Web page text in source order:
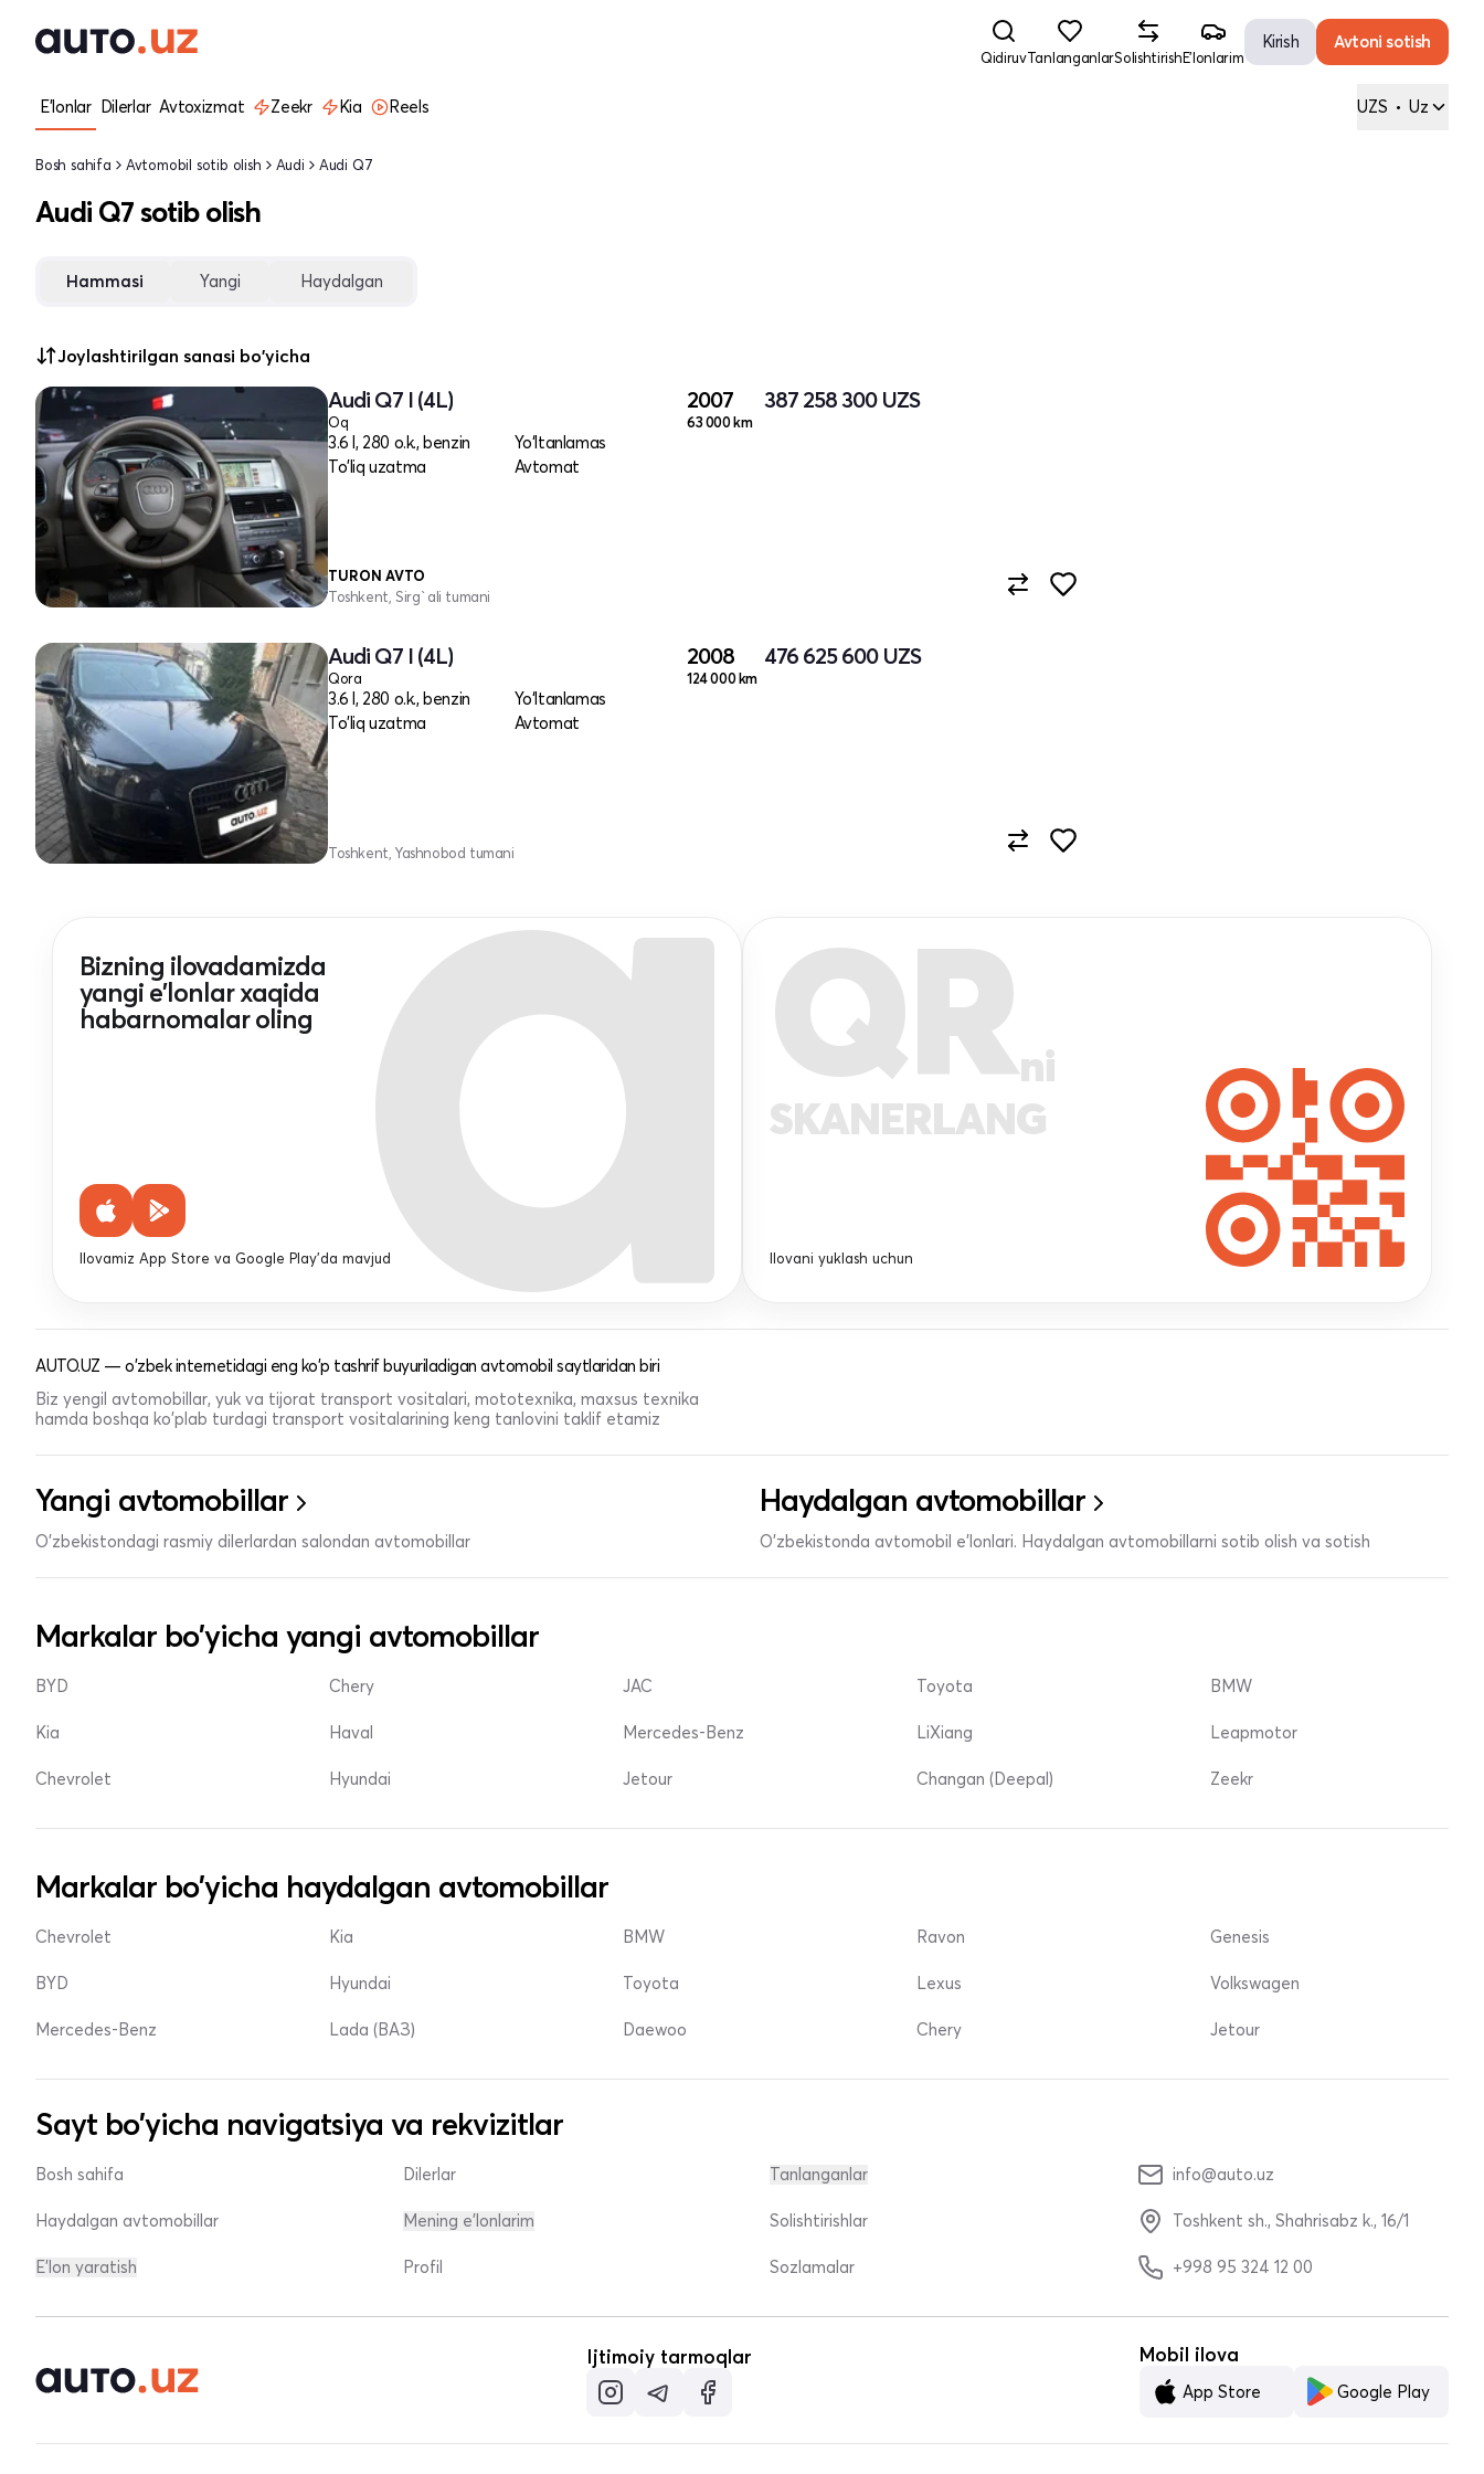
QidiruvTanlanganlarSolishtirishE'lonlarim
Kirish Avtoni sotish
E'lonlar Dilerlar Avtoxizmat Zeekr Kia Reels UZS • Uz
Bosh sahifa Avtomobil sotib olish Audi Audi Q7
Audi Q7 sotib olish
Hammasi Yangi Haydalgan
Joylashtirilgan sanasi bo'yicha
Audi Q7 I (4L)
Oq
3.6 l, 280 o.k., benzin
Yo‘ltanlamas
To'liq uzatma
Avtomat
2007
63 000 km
387 258 300 UZS
TURON AVTO
Toshkent, Sirg`ali tumani
Audi Q7 I (4L)
Qora
3.6 l, 280 o.k., benzin
Yo‘ltanlamas
To'liq uzatma
Avtomat
2008
124 000 km
476 625 600 UZS
Toshkent, Yashnobod tumani
Bizning ilovadamizda
yangi e'lonlar xaqida
habarnomalar oling
Ilovamiz App Store va Google Play'da mavjud
QRni
SKANERLANG
Ilovani yuklash uchun
AUTO.UZ — o'zbek internetidagi eng ko'p tashrif buyuriladigan avtomobil saytlaridan biri
Biz yengil avtomobillar, yuk va tijorat transport vositalari, mototexnika, maxsus texnika
hamda boshqa ko'plab turdagi transport vositalarining keng tanlovini taklif etamiz
Yangi avtomobillar
O'zbekistondagi rasmiy dilerlardan salondan avtomobillar
Haydalgan avtomobillar
O'zbekistonda avtomobil e’lonlari. Haydalgan avtomobillarni sotib olish va sotish
Markalar bo'yicha yangi avtomobillar
BYD
Kia
Chevrolet
Chery
Haval
Hyundai
JAC
Mercedes-Benz
Jetour
Toyota
LiXiang
Changan (Deepal)
BMW
Leapmotor
Zeekr
Markalar bo'yicha haydalgan avtomobillar
Chevrolet
BYD
Mercedes-Benz
Kia
Hyundai
Lada (ВАЗ)
BMW
Toyota
Daewoo
Ravon
Lexus
Chery
Genesis
Volkswagen
Jetour
Sayt bo'yicha navigatsiya va rekvizitlar
Bosh sahifa
Haydalgan avtomobillar
E'lon yaratish
Dilerlar
Mening e'lonlarim
Profil
Tanlanganlar
Solishtirishlar
Sozlamalar
info@auto.uz
Toshkent sh., Shahrisabz k., 16/1
+998 95 324 12 00
Ijtimoiy tarmoqlar Mobil ilova
App Store Google Play